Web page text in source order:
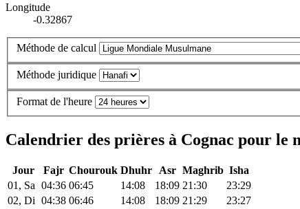
Longitude
-0.32867
Méthode de calcul
Méthode juridique
Format de l'heure
Calendrier des prières à Cognac pour le
Jour Fajr Chourouk Dhuhr Asr Maghrib Isha
01, Sa 04:36 06:45 14:08 18:09 21:30
23:29
02, Di 04:38 06:46 14:08 18:09 21:29
23:27